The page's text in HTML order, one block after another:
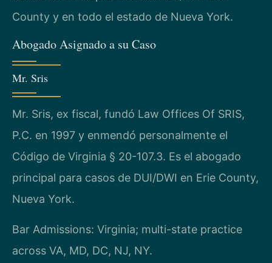
County y en todo el estado de Nueva York.
Abogado Asignado a su Caso
Mr. Sris
Mr. Sris, ex fiscal, fundó Law Offices Of SRIS,
P.C. en 1997 y enmendó personalmente el
Código de Virginia § 20-107.3. Es el abogado
principal para casos de DUI/DWI en Erie County,
Nueva York.
Bar Admissions: Virginia; multi-state practice
across VA, MD, DC, NJ, NY.